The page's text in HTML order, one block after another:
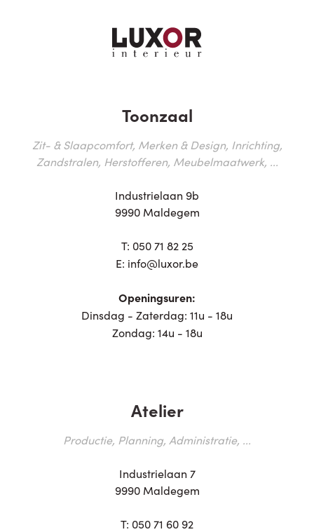
Toonzaal
Zit- & Slaapcomfort, Merken & Design, Inrichting,
Zandstralen, Herstofferen, Meubelmaatwerk, ...
Industrielaan 9b
9990 Maldegem
T: 050 71 82 25
E: info@luxor.be
Openingsuren:
Dinsdag - Zaterdag: 11u - 18u
Zondag: 14u - 18u
Atelier
Productie, Planning, Administratie, ...
Industrielaan 7
9990 Maldegem
T: 050 71 60 92